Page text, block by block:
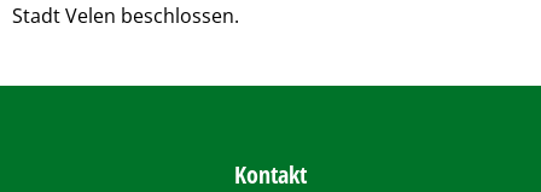
Stadt Velen beschlossen.
Kontakt